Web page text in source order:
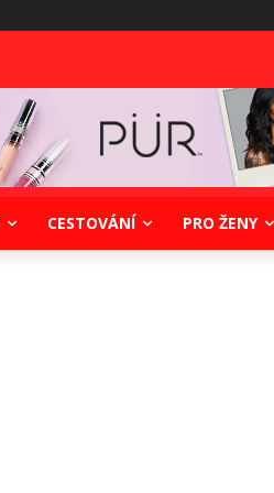
CESTOVÁNÍ PRO ŽENY